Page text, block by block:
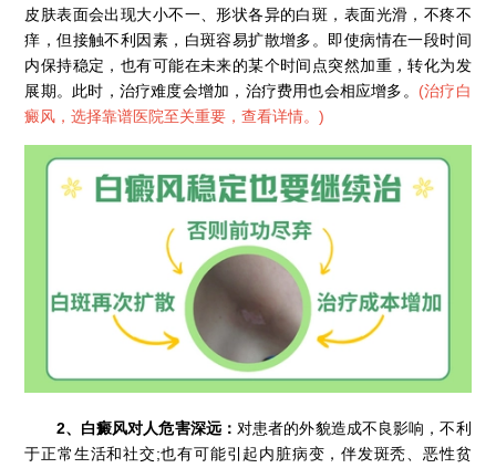
皮肤表面会出现大小不一、形状各异的白斑，表面光滑，不疼不
痒，但接触不利因素，白斑容易扩散增多。即使病情在一段时间
内保持稳定，也有可能在未来的某个时间点突然加重，转化为发
展期。此时，治疗难度会增加，治疗费用也会相应增多。 (治疗白
癜风，选择靠谱医院至关重要，查看详情。)
2、白癜风对人危害深远： 对患者的外貌造成不良影响，不利
于正常生活和社交;也有可能引起内脏病变，伴发斑秃、恶性贫